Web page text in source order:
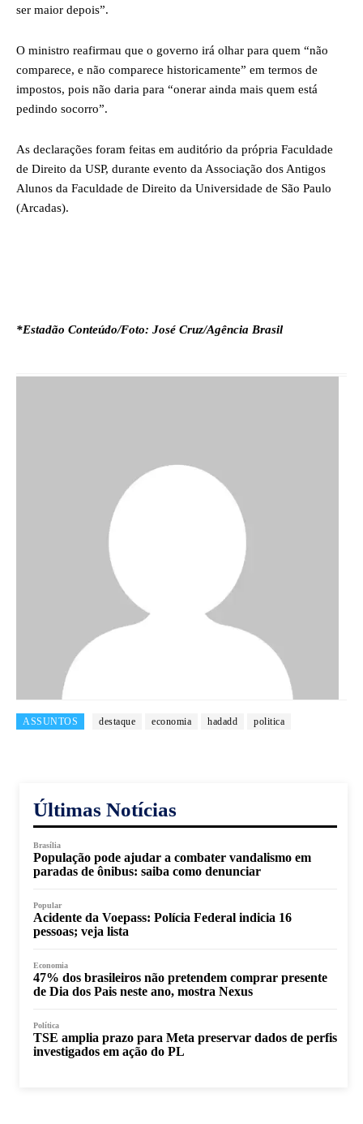
ser maior depois”.
O ministro reafirmau que o governo irá olhar para quem “não
comparece, e não comparece historicamente” em termos de
impostos, pois não daria para “onerar ainda mais quem está
pedindo socorro”.
As declarações foram feitas em auditório da própria Faculdade
de Direito da USP, durante evento da Associação dos Antigos
Alunos da Faculdade de Direito da Universidade de São Paulo
(Arcadas).
*Estadão Conteúdo/Foto: José Cruz/Agência Brasil
ASSUNTOS destaque economia hadadd politica
Últimas Notícias
Brasília
População pode ajudar a combater vandalismo em
paradas de ônibus: saiba como denunciar
Popular
Acidente da Voepass: Polícia Federal indicia 16
pessoas; veja lista
Economia
47% dos brasileiros não pretendem comprar presente
de Dia dos Pais neste ano, mostra Nexus
Política
TSE amplia prazo para Meta preservar dados de perfis
investigados em ação do PL